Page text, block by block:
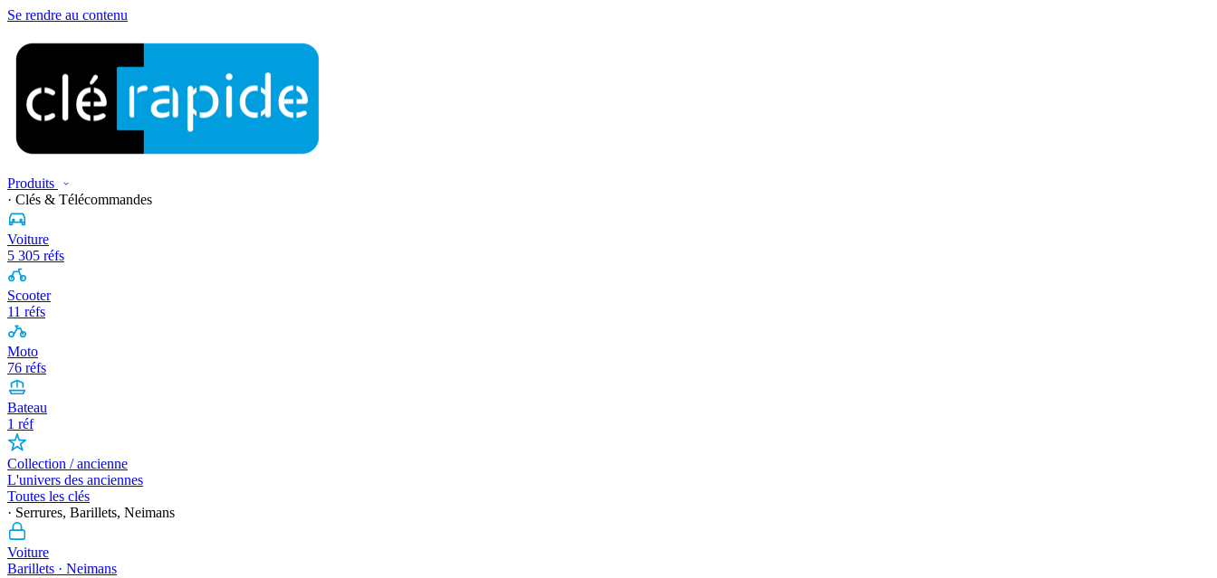
Se rendre au contenu
Produits
· Clés & Télécommandes
Voiture
5 305 réfs
Scooter
11 réfs
Moto
76 réfs
Bateau
1 réf
Collection / ancienne
L'univers des anciennes
Toutes les clés
· Serrures, Barillets, Neimans
Voiture
Barillets · Neimans